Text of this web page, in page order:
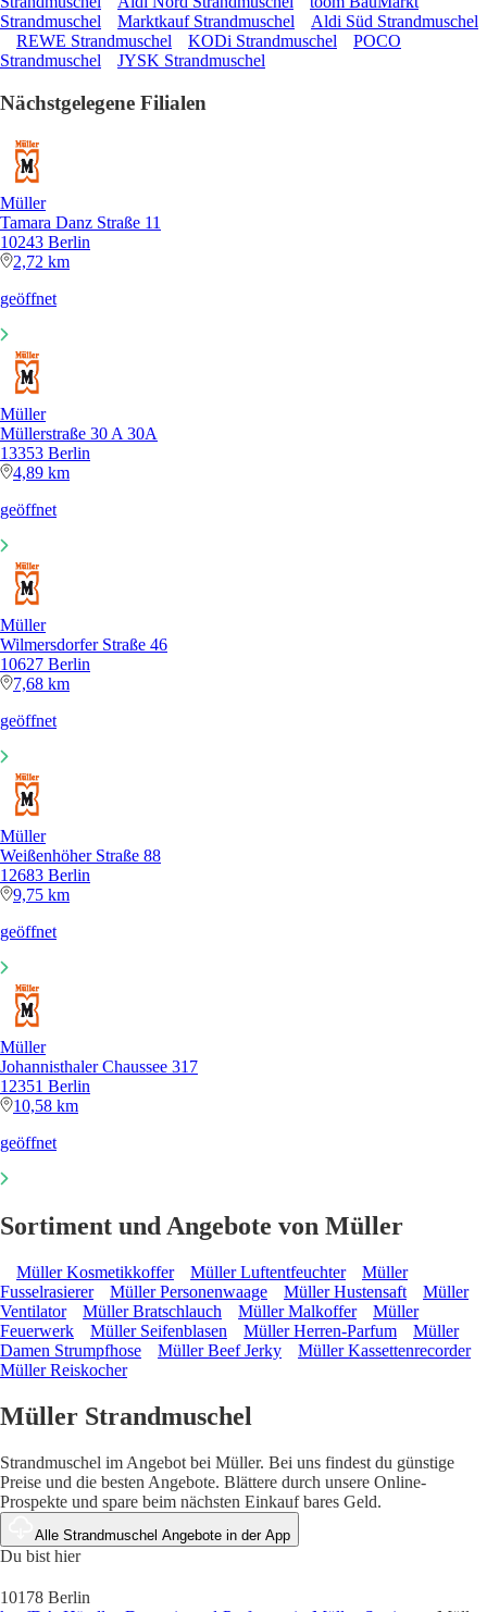
Strandmuschel
Marktkauf Strandmuschel
Aldi Süd Strandmuschel
REWE Strandmuschel
KODi Strandmuschel
POCO
Strandmuschel
JYSK Strandmuschel
Nächstgelegene Filialen
Müller
Tamara Danz Straße 11
10243 Berlin
2,72 km
geöffnet
Müller
Müllerstraße 30 A 30A
13353 Berlin
4,89 km
geöffnet
Müller
Wilmersdorfer Straße 46
10627 Berlin
7,68 km
geöffnet
Müller
Weißenhöher Straße 88
12683 Berlin
9,75 km
geöffnet
Müller
Johannisthaler Chaussee 317
12351 Berlin
10,58 km
geöffnet
Sortiment und Angebote von Müller
Müller Kosmetikkoffer Müller Luftentfeuchter
Müller
Fusselrasierer
Müller Personenwaage Müller Hustensaft
Müller
Ventilator
Müller Bratschlauch Müller Malkoffer
Müller
Feuerwerk
Müller Seifenblasen Müller Herren-Parfum
Müller
Damen Strumpfhose
Müller Beef Jerky
Müller Kassettenrecorder
Müller Reiskocher
Müller Strandmuschel
Strandmuschel im Angebot bei Müller. Bei uns findest du günstige
Preise und die besten Angebote. Blättere durch unsere Online-
Prospekte und spare beim nächsten Einkauf bares Geld.
Alle Strandmuschel Angebote in der App
Du bist hier
10178 Berlin